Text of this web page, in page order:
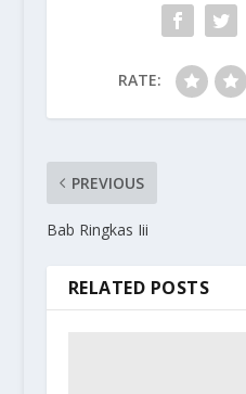
RATE:
PREVIOUS
Bab Ringkas Iii
RELATED POSTS